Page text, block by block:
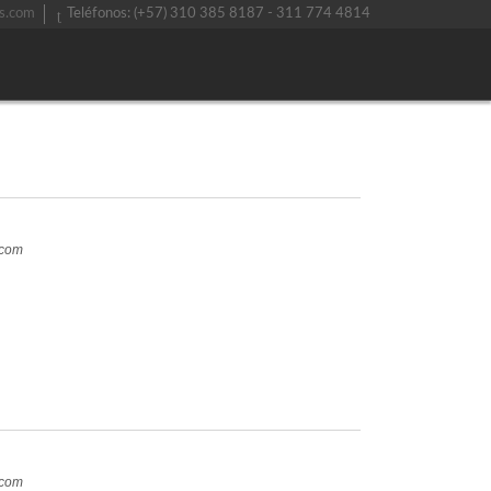
Teléfonos: (+57) 310 385 8187 - 311 774 4814